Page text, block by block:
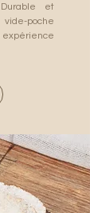
et
poche
expérience